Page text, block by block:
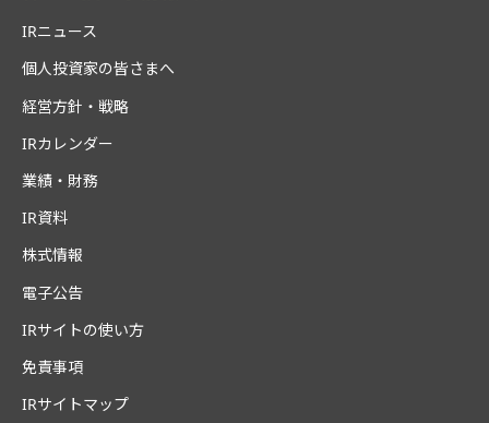
IRニュース
個人投資家の皆さまへ
経営方針・戦略
IRカレンダー
業績・財務
IR資料
株式情報
電子公告
IRサイトの使い方
免責事項
IRサイトマップ